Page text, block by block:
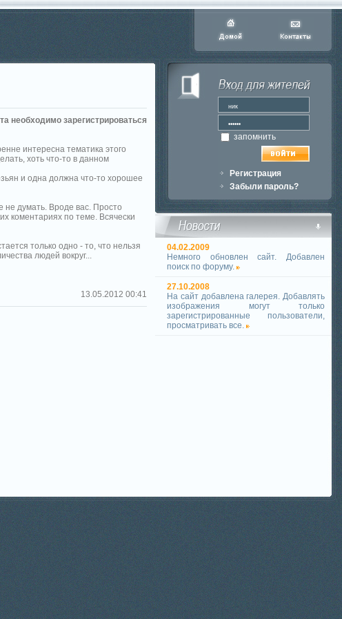
необходимо зарегистрироваться
интересна тематика этого
хоть что-то в данном
и одна должна что-то хорошее
не думать. Вроде вас. Просто
коментариях по теме. Всячески
только одно - то, что нельзя
людей вокруг...
13.05.2012 00:41
запомнить
Регистрация
Забыли пароль?
04.02.2009
Немного обновлен сайт. Добавлен
поиск по форуму.
27.10.2008
На сайт добавлена галерея. Добавлять
изображения могут только
зарегистрированные пользователи,
просматривать все.